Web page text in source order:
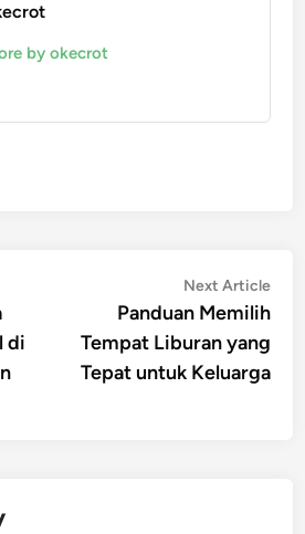
by okecrot
di
Next Article
Panduan Memilih
Tempat Liburan yang
Tepat untuk Keluarga